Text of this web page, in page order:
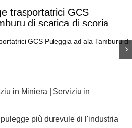
trasportatrici GCS
di scarica di scoria
in Miniera | Serviziu in
più durevule di l'industria